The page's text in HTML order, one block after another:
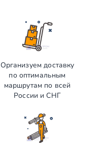
Организуем доставку
по оптимальным
маршрутам по всей
России и СНГ